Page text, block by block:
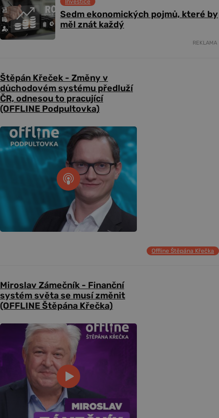
Sedm ekonomických pojmů, které by
měl znát každý
Investice
REKLAMA
Štěpán Křeček - Změny v
důchodovém systému předluží
ČR, odnesou to pracující
(OFFLINE Podpultovka)
Offline Štěpána Křečka
Miroslav Zámečník - Finanční
systém světa se musí změnit
(OFFLINE Štěpána Křečka)